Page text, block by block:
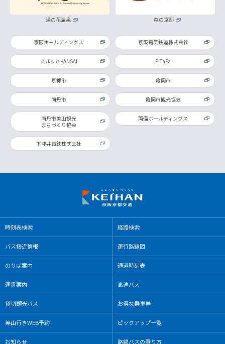
湯の花温泉 森の京都
京阪ホールディングス 京阪電気鉄道株式会社
スルッとKANSAI PiTaPa
京都市 亀岡市
南丹市 亀岡市観光協会
南丹市美山観光
まちづくり協会
両備ホールディングス
下津井電鉄株式会社
時刻表検索 経路検索
バス接近情報 運⾏路線図
のりば案内 通過時刻表
運賃案内 高速バス
貸切観光バス お得な乗⾞券
美⼭⾏きWEB予約 ピックアップ⼀覧
お知らせ 路線バスの乗り方